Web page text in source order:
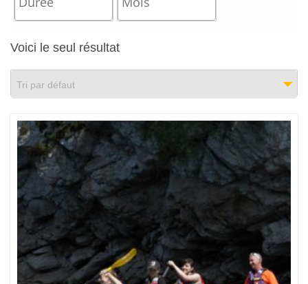
Voici le seul résultat
Tri par défaut